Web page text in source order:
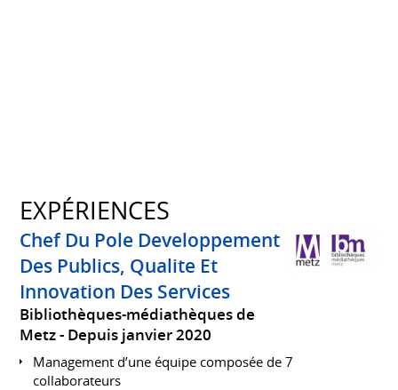
EXPÉRIENCES
Chef Du Pole Developpement
Des Publics, Qualite Et
Innovation Des Services
Bibliothèques-médiathèques de
Metz
Depuis janvier 2020
Management d’une équipe composée de 7
collaborateurs